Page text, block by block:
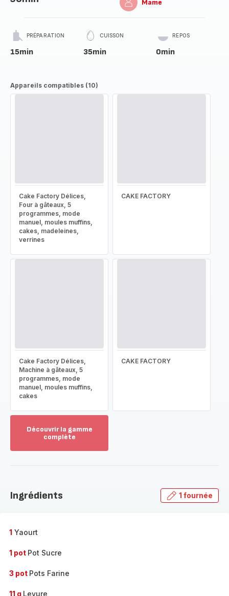
Mame
PRÉPARATION
15min
CUISSON
35min
REPOS
0min
Appareils compatibles (10)
Cake Factory Délices,
Four à gâteaux, 5
programmes, mode
manuel, moules muffins,
cakes, madeleines,
verrines
CAKE FACTORY
Cake Factory Délices,
Machine à gâteaux, 5
programmes, mode
manuel, moules muffins,
cakes
CAKE FACTORY
Découvrir la gamme
complète
gamme
Ingrédients 1 fournée
1 Yaourt
1 pot Pot Sucre
3 pot Pots Farine
11 g Levure